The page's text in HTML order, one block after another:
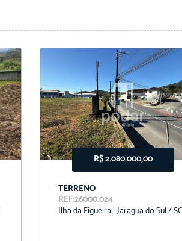
R$ 2.080.000,00
TERRENO
REF:26000.024
Ilha da Figueira - Jaragua do Sul / SC